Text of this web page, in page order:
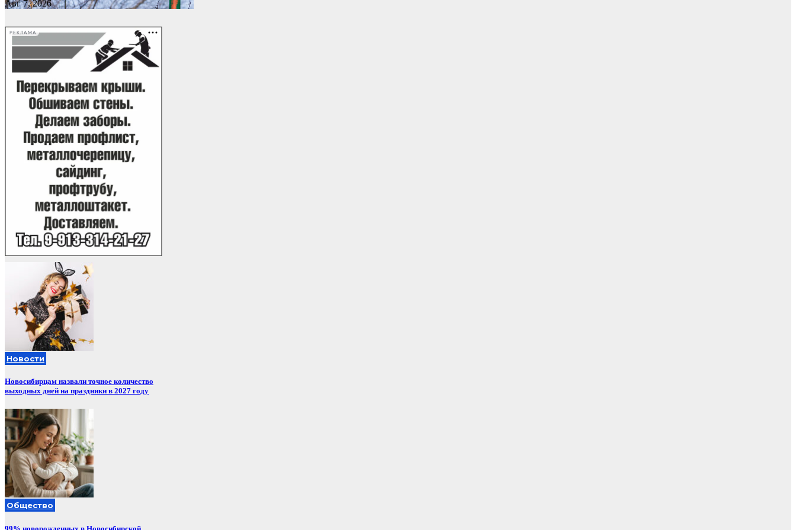
Авг 7, 2026
РЕКЛАМА
Новости
Новосибирцам назвали точное количество
выходных дней на праздники в 2027 году
Общество